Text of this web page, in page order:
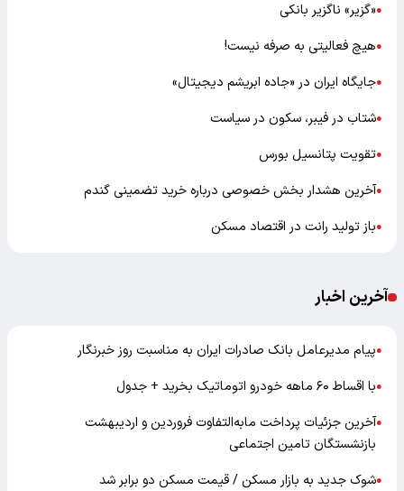
●«گزیر» ناگزیر بانکی
●هیچ فعالیتی به صرفه نیست!
●جایگاه ایران در «جاده ابریشم دیجیتال»
●شتاب در فیبر، سکون در سیاست
●تقویت پتانسیل بورس
●آخرین هشدار بخش خصوصی درباره خرید تضمینی گندم
●باز تولید رانت در اقتصاد مسکن
آخرین اخبار
●پیام مدیرعامل بانک صادرات ایران به مناسبت روز خبرنگار
●با اقساط ۶۰ ماهه خودرو اتوماتیک بخرید + جدول
●آخرین جزئیات پرداخت مابه‌التفاوت فروردین و اردیبهشت
بازنشستگان تامین اجتماعی
●شوک جدید به بازار مسکن / قیمت مسکن دو برابر شد